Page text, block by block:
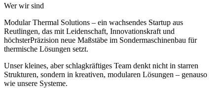
Wer wir sind
Modular Thermal Solutions – ein wachsendes Startup aus
Reutlingen, das mit Leidenschaft, Innovationskraft und
höchsterPräzision neue Maßstäbe im Sondermaschinenbau für
thermische Lösungen setzt.
Unser kleines, aber schlagkräftiges Team denkt nicht in starren
Strukturen, sondern in kreativen, modularen Lösungen – genauso
wie unsere Systeme.